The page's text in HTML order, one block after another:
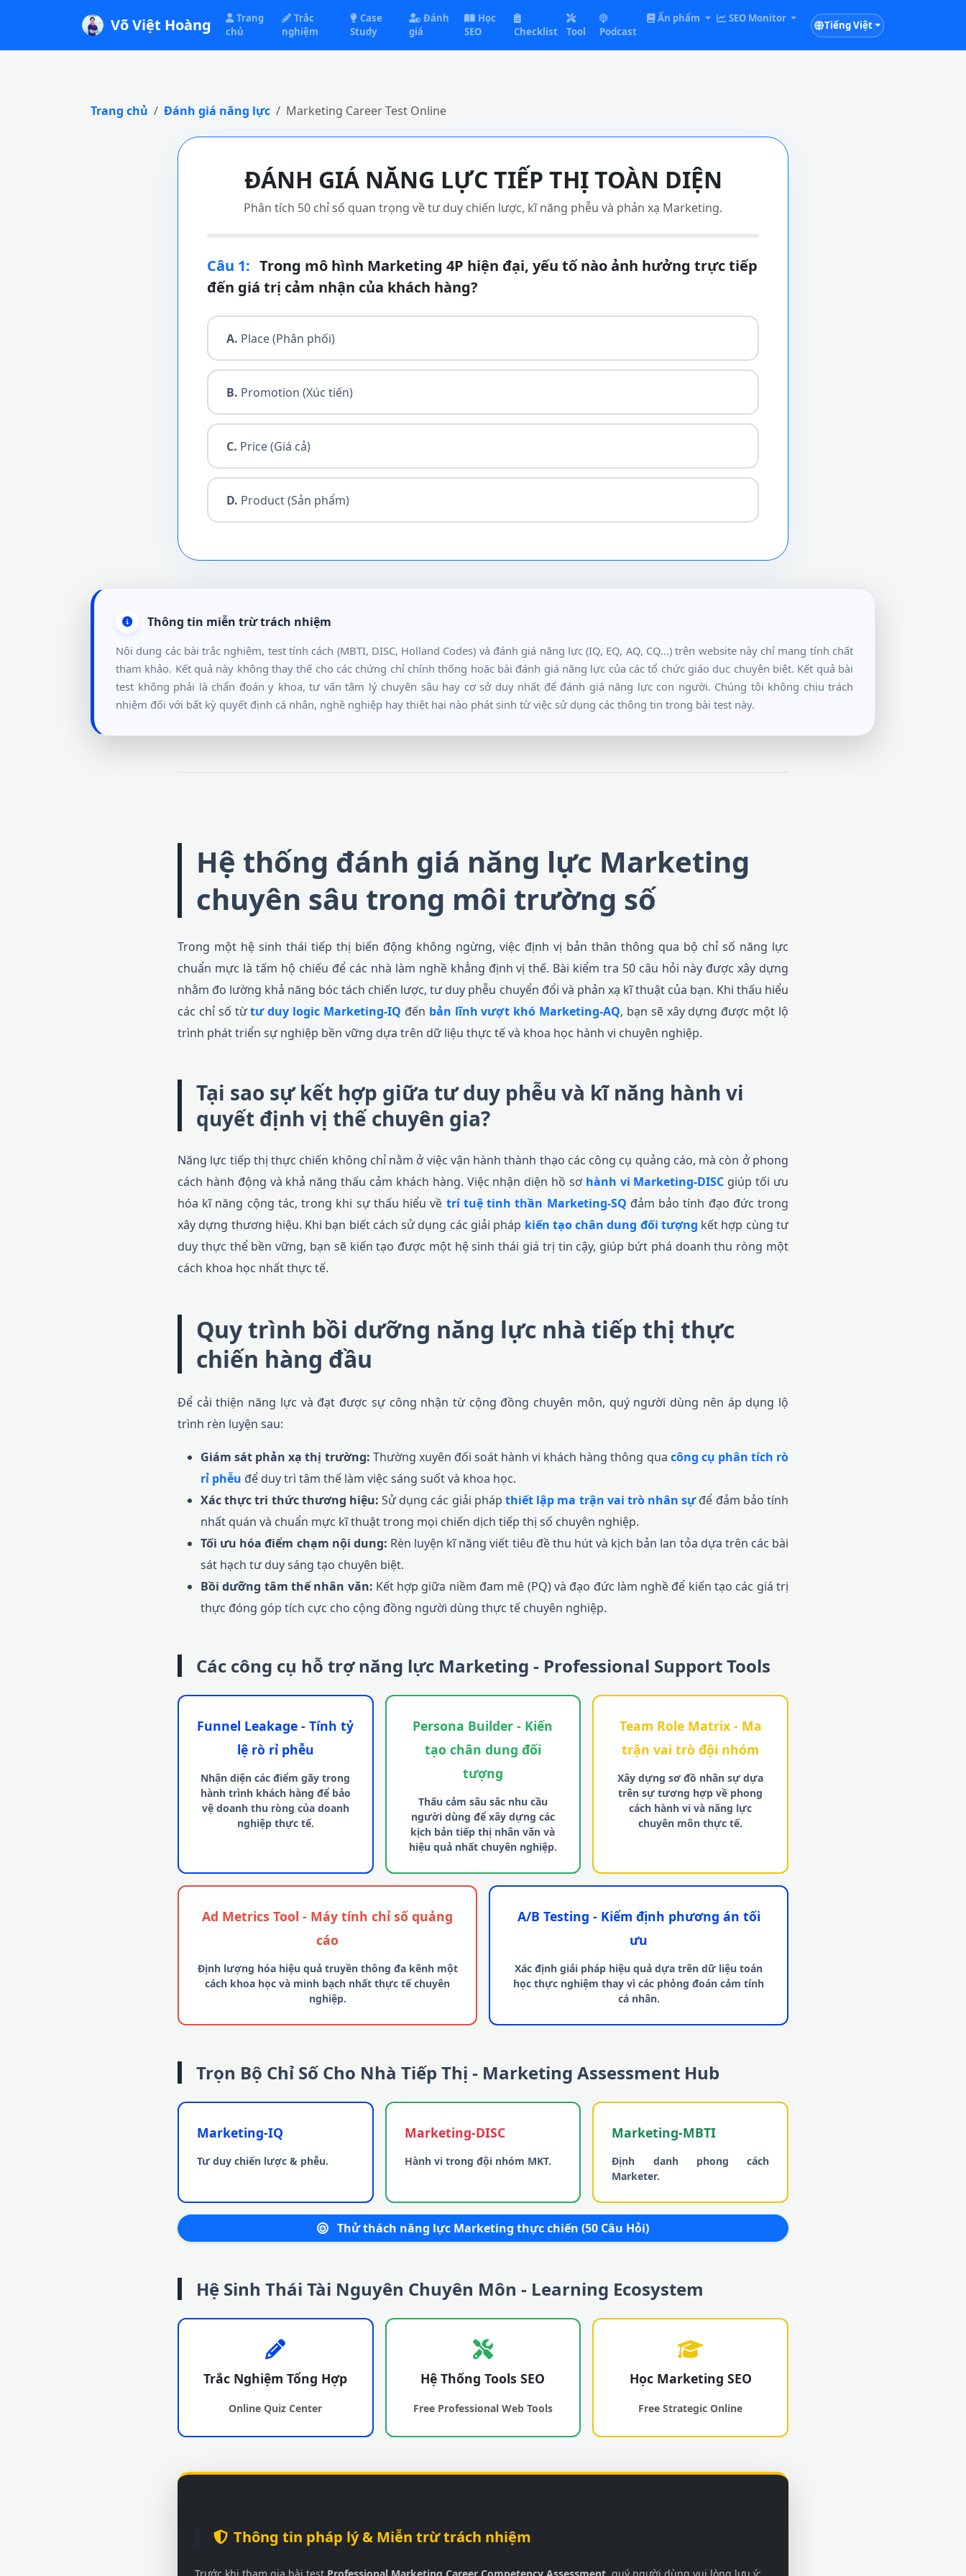
Võ Việt Hoàng
Trang
chủ
Trắc
nghiệm
Case
Study
Đánh
giá
Học
SEO
Checklist Tool Podcast
Ấn phẩm SEO Monitor
Tiếng Việt
Trang chủ Đánh giá năng lực Marketing Career Test Online
ĐÁNH GIÁ NĂNG LỰC TIẾP THỊ TOÀN DIỆN
Phân tích 50 chỉ số quan trọng về tư duy chiến lược, kĩ năng phễu và phản xạ Marketing.
Câu 1: Trong mô hình Marketing 4P hiện đại, yếu tố nào ảnh hưởng trực tiếp
đến giá trị cảm nhận của khách hàng?
A. Place (Phân phối)
B. Promotion (Xúc tiến)
C. Price (Giá cả)
D. Product (Sản phẩm)
Thông tin miễn trừ trách nhiệm
Nội dung các bài trắc nghiệm, test tính cách (MBTI, DISC, Holland Codes) và đánh giá năng lực (IQ, EQ, AQ, CQ...) trên website này chỉ mang tính chất
tham khảo. Kết quả này không thay thế cho các chứng chỉ chính thống hoặc bài đánh giá năng lực của các tổ chức giáo dục chuyên biệt. Kết quả bài
test không phải là chẩn đoán y khoa, tư vấn tâm lý chuyên sâu hay cơ sở duy nhất để đánh giá năng lực con người. Chúng tôi không chịu trách
nhiệm đối với bất kỳ quyết định cá nhân, nghề nghiệp hay thiệt hại nào phát sinh từ việc sử dụng các thông tin trong bài test này.
Hệ thống đánh giá năng lực Marketing
chuyên sâu trong môi trường số
Trong một hệ sinh thái tiếp thị biến động không ngừng, việc định vị bản thân thông qua bộ chỉ số năng lực
chuẩn mực là tấm hộ chiếu để các nhà làm nghề khẳng định vị thế. Bài kiểm tra 50 câu hỏi này được xây dựng
nhằm đo lường khả năng bóc tách chiến lược, tư duy phễu chuyển đổi và phản xạ kĩ thuật của bạn. Khi thấu hiểu
các chỉ số từtư duy logic Marketing-IQ đến bản lĩnh vượt khó Marketing-AQ, bạn sẽ xây dựng được một lộ
trình phát triển sự nghiệp bền vững dựa trên dữ liệu thực tế và khoa học hành vi chuyên nghiệp.
Tại sao sự kết hợp giữa tư duy phễu và kĩ năng hành vi
quyết định vị thế chuyên gia?
Năng lực tiếp thị thực chiến không chỉ nằm ở việc vận hành thành thạo các công cụ quảng cáo, mà còn ở phong
cách hành động và khả năng thấu cảm khách hàng. Việc nhận diện hồ sơ hành vi Marketing-DISC giúp tối ưu
hóa kĩ năng cộng tác, trong khi sự thấu hiểu về trí tuệ tinh thần Marketing-SQ đảm bảo tính đạo đức trong
xây dựng thương hiệu. Khi bạn biết cách sử dụng các giải pháp kiến tạo chân dung đối tượng kết hợp cùng tư
duy thực thể bền vững, bạn sẽ kiến tạo được một hệ sinh thái giá trị tin cậy, giúp bứt phá doanh thu ròng một
cách khoa học nhất thực tế.
Quy trình bồi dưỡng năng lực nhà tiếp thị thực
chiến hàng đầu
Để cải thiện năng lực và đạt được sự công nhận từ cộng đồng chuyên môn, quý người dùng nên áp dụng lộ
trình rèn luyện sau:
Giám sát phản xạ thị trường: Thường xuyên đối soát hành vi khách hàng thông qua công cụ phân tích rò
rỉ phễu để duy trì tâm thế làm việc sáng suốt và khoa học.
Xác thực tri thức thương hiệu: Sử dụng các giải phápthiết lập ma trận vai trò nhân sựđể đảm bảo tính
nhất quán và chuẩn mực kĩ thuật trong mọi chiến dịch tiếp thị số chuyên nghiệp.
Tối ưu hóa điểm chạm nội dung: Rèn luyện kĩ năng viết tiêu đề thu hút và kịch bản lan tỏa dựa trên các bài
sát hạch tư duy sáng tạo chuyên biệt.
Bồi dưỡng tâm thế nhân văn: Kết hợp giữa niềm đam mê (PQ) và đạo đức làm nghề để kiến tạo các giá trị
thực đóng góp tích cực cho cộng đồng người dùng thực tế chuyên nghiệp.
Các công cụ hỗ trợ năng lực Marketing - Professional Support Tools
Funnel Leakage - Tính tỷ
lệ rò rỉ phễu
Nhận diện các điểm gãy trong
hành trình khách hàng để bảo
vệ doanh thu ròng của doanh
nghiệp thực tế.
Persona Builder - Kiến
tạo chân dung đối
tượng
Thấu cảm sâu sắc nhu cầu
người dùng để xây dựng các
kịch bản tiếp thị nhân văn và
hiệu quả nhất chuyên nghiệp.
Team Role Matrix - Ma
trận vai trò đội nhóm
Xây dựng sơ đồ nhân sự dựa
trên sự tương hợp về phong
cách hành vi và năng lực
chuyên môn thực tế.
Ad Metrics Tool - Máy tính chỉ số quảng
cáo
Định lượng hóa hiệu quả truyền thông đa kênh một
cách khoa học và minh bạch nhất thực tế chuyên
nghiệp.
A/B Testing - Kiểm định phương án tối
ưu
Xác định giải pháp hiệu quả dựa trên dữ liệu toán
học thực nghiệm thay vì các phỏng đoán cảm tính
cá nhân.
Trọn Bộ Chỉ Số Cho Nhà Tiếp Thị - Marketing Assessment Hub
Marketing-IQ
Tư duy chiến lược & phễu.
Marketing-DISC
Hành vi trong đội nhóm MKT.
Marketing-MBTI
Định danh phong cách
Marketer.
Thử thách năng lực Marketing thực chiến (50 Câu Hỏi)
Hệ Sinh Thái Tài Nguyên Chuyên Môn - Learning Ecosystem
Trắc Nghiệm Tổng Hợp
Online Quiz Center
Hệ Thống Tools SEO
Free Professional Web Tools
Học Marketing SEO
Free Strategic Online
Thông tin pháp lý & Miễn trừ trách nhiệm